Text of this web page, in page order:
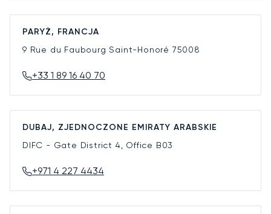
PARYŻ, FRANCJA
9 Rue du Faubourg Saint-Honoré 75008
+33 1 89 16 40 70
DUBAJ, ZJEDNOCZONE EMIRATY ARABSKIE
DIFC - Gate District 4, Office B03
+971 4 227 4434